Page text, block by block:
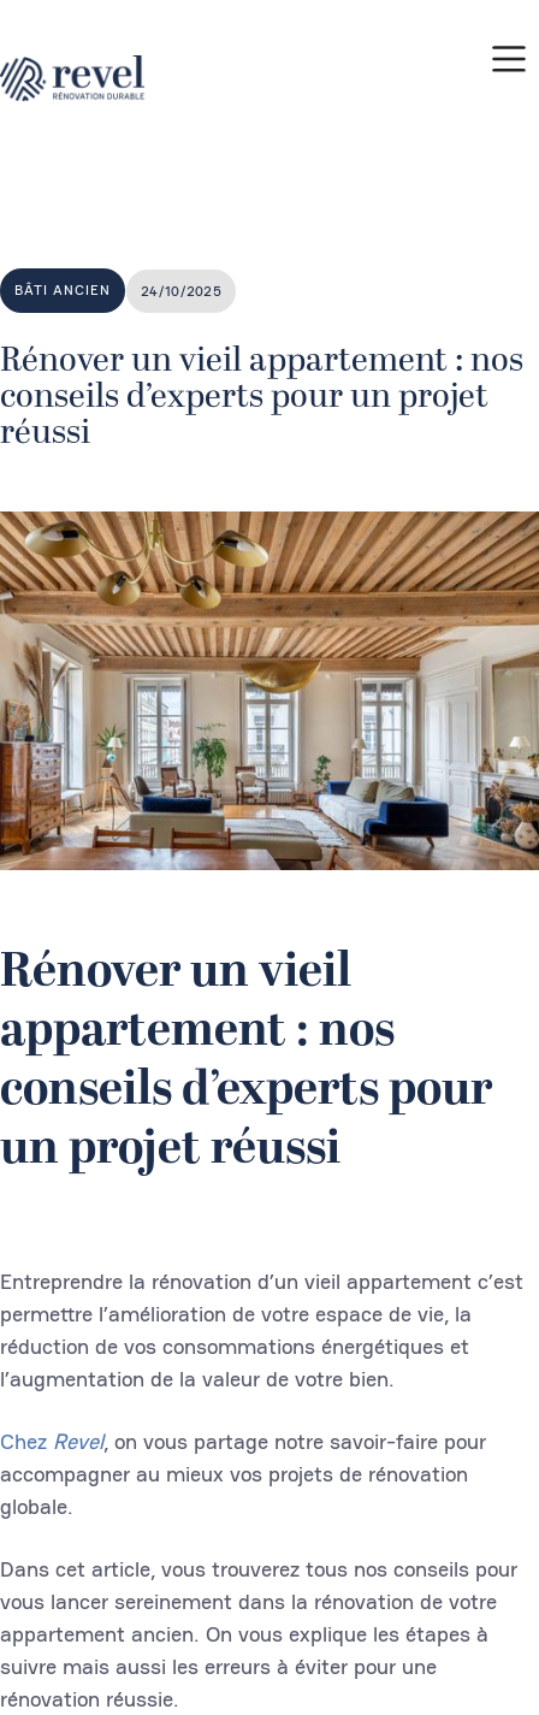
BÂTI ANCIEN 24/10/2025
Rénover un vieil appartement : nos
conseils d’experts pour un projet
réussi
Rénover un vieil
appartement : nos
conseils d’experts pour
un projet réussi
Entreprendre la rénovation d’un vieil appartement c’est
permettre l’amélioration de votre espace de vie, la
réduction de vos consommations énergétiques et
l’augmentation de la valeur de votre bien.
Chez Revel, on vous partage notre savoir-faire pour
accompagner au mieux vos projets de rénovation
globale.
Dans cet article, vous trouverez tous nos conseils pour
vous lancer sereinement dans la rénovation de votre
appartement ancien. On vous explique les étapes à
suivre mais aussi les erreurs à éviter pour une
rénovation réussie.